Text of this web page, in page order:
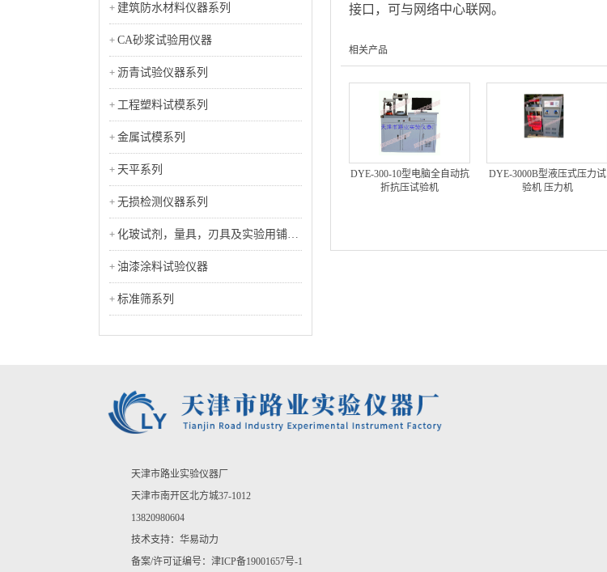
建筑防水材料仪器系列
CA砂浆试验用仪器
沥青试验仪器系列
工程塑料试模系列
金属试模系列
天平系列
无损检测仪器系列
化玻试剂，量具，刃具及实验用铺助
工具类
油漆涂料试验仪器
标准筛系列
接口，可与网络中心联网。
相关产品
DYE-300-10型电脑全自动抗
折抗压试验机
DYE-3000B型液压式压力试
验机 压力机
天津市路业实验仪器厂
天津市南开区北方城37-1012
13820980604
技术支持： 华易动力
备案/许可证编号： 津ICP备19001657号-1